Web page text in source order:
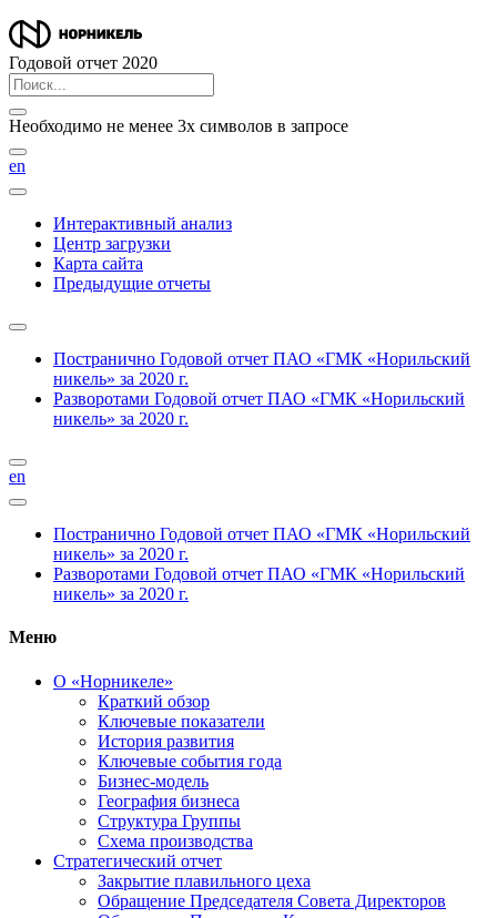
Годовой отчет 2020
Необходимо не менее 3х символов в запросе
en
Интерактивный анализ
Центр загрузки
Карта сайта
Предыдущие отчеты
Постранично Годовой отчет ПАО «ГМК «Норильский
никель» за 2020 г.
Разворотами Годовой отчет ПАО «ГМК «Норильский
никель» за 2020 г.
en
Постранично Годовой отчет ПАО «ГМК «Норильский
никель» за 2020 г.
Разворотами Годовой отчет ПАО «ГМК «Норильский
никель» за 2020 г.
Меню
О «Норникеле»
Краткий обзор
Ключевые показатели
История развития
Ключевые события года
Бизнес-модель
География бизнеса
Структура Группы
Схема производства
Стратегический отчет
Закрытие плавильного цеха
Обращение Председателя Совета Директоров